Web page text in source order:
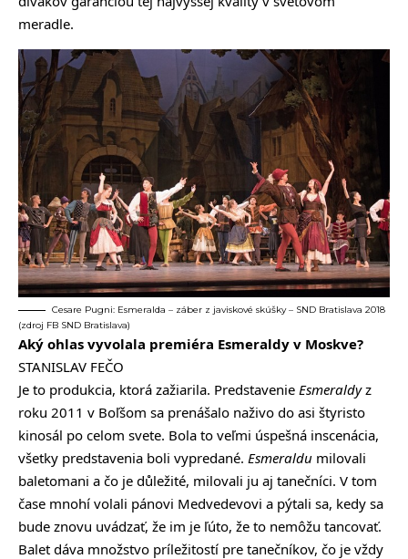
meradle.
Cesare Pugni: Esmeralda – záber z javiskové skúšky – SND Bratislava 2018
(zdroj FB SND Bratislava)
Aký ohlas vyvolala premiéra Esmeraldy v Moskve?
STANISLAV FEČO
Je to produkcia, ktorá zažiarila. Predstavenie Esmeraldyz
roku 2011 v Boľšom sa prenášalo naživo do asi štyristo
kinosál po celom svete. Bola to veľmi úspešná inscenácia,
všetky predstavenia boli vypredané. Esmeraldu milovali
baletomani a čo je důležité, milovali ju aj tanečníci. V tom
čase mnohí volali pánovi Medvedevovi a pýtali sa, kedy sa
bude znovu uvádzať, že im je ľúto, že to nemôžu tancovať.
Balet dáva množstvo príležitostí pre tanečníkov, čo je vždy